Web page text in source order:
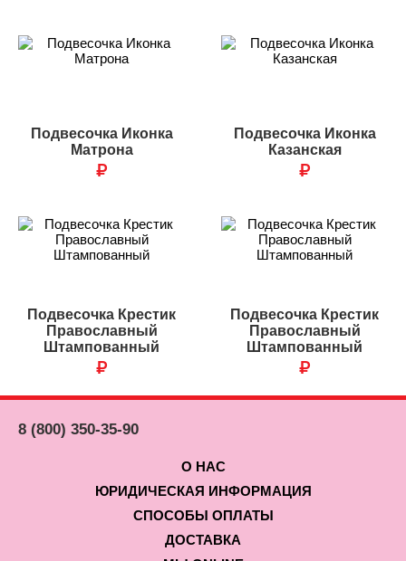
Подвесочка Иконка
Матрона
₽
Подвесочка Иконка
Казанская
₽
Подвесочка Крестик
Православный
Штампованный
₽
Подвесочка Крестик
Православный
Штампованный
₽
8 (800) 350-35-90
О НАС
ЮРИДИЧЕСКАЯ ИНФОРМАЦИЯ
СПОСОБЫ ОПЛАТЫ
ДОСТАВКА